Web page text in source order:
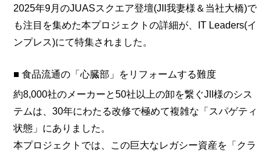
2025年9月のJUASスクエア登壇(JII我妻様＆当社大橋)で
も注目を集めた本プロジェクトの詳細が、IT Leaders(イ
ンプレス)にて特集されました。
■ 食品流通の「心臓部」をリフォームする難度
約8,000社のメーカーと50社以上の卸を繋ぐJII様のシス
テムは、30年にわたる改修で極めて複雑な「スパゲティ
状態」にありました。
本プロジェクトでは、この巨大なレガシー資産を「クラ